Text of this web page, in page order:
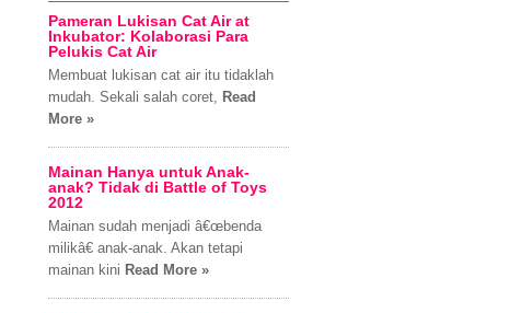
Pameran Lukisan Cat Air at
Inkubator: Kolaborasi Para
Pelukis Cat Air
Membuat lukisan cat air itu tidaklah
mudah. Sekali salah coret, Read
More »
Mainan Hanya untuk Anak-
anak? Tidak di Battle of Toys
2012
Mainan sudah menjadi â€œbenda
milikâ€ anak-anak. Akan tetapi
mainan kini Read More »